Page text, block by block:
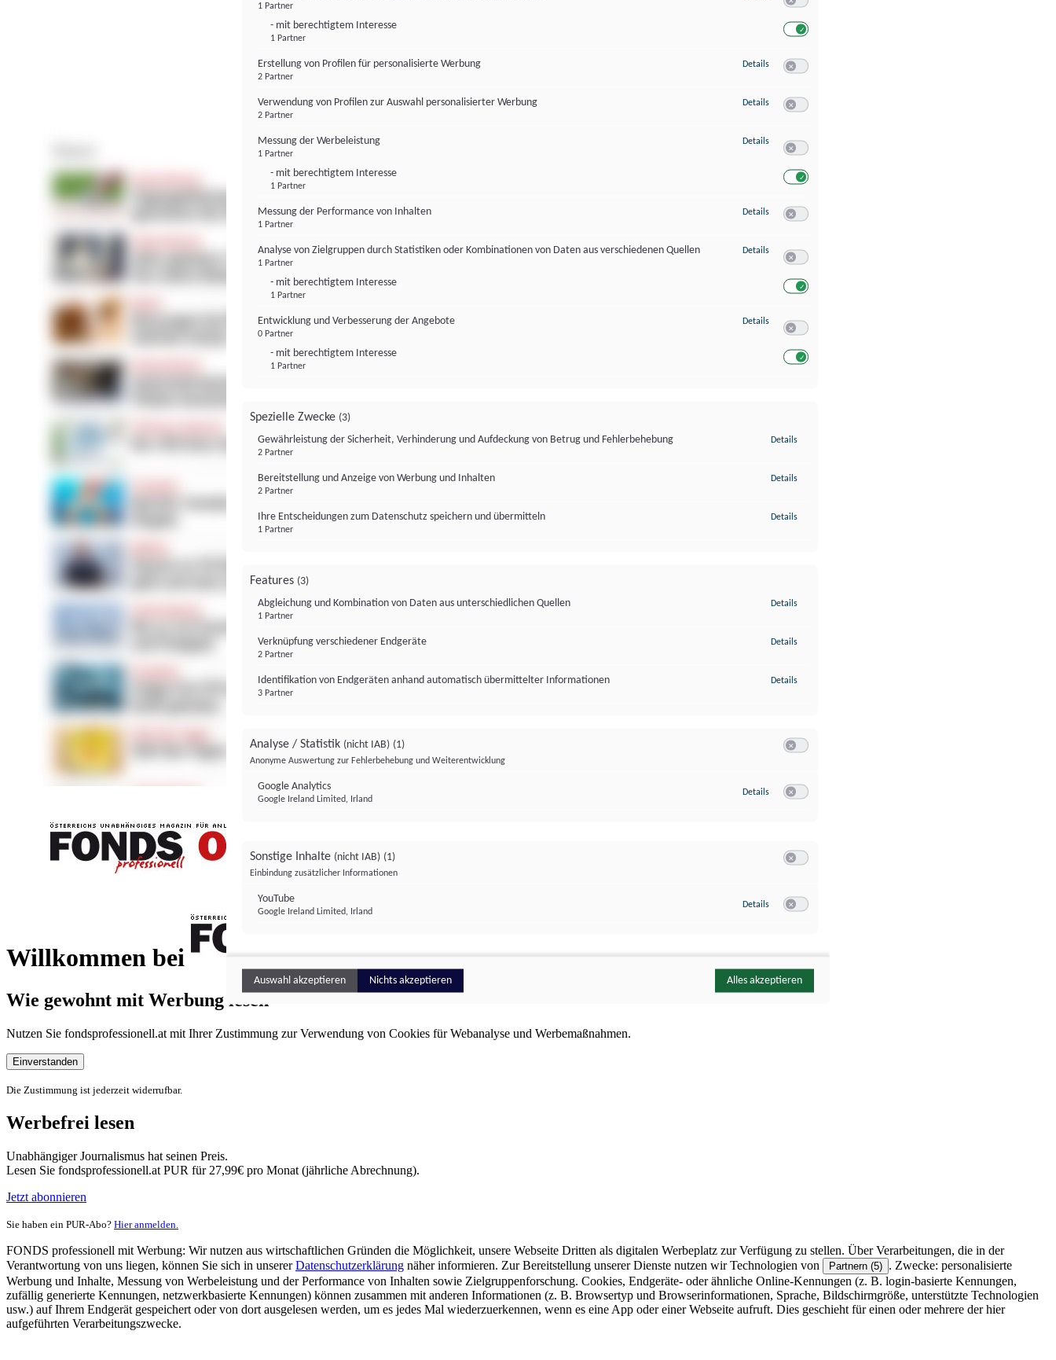
Willkommen bei
FONDS professionell
Wie gewohnt mit Werbung lesen
Nutzen Sie fondsprofessionell.at mit Ihrer Zustimmung zur Verwendung von Cookies für Webanalyse und Werbemaßnahmen.
Einverstanden
Die Zustimmung ist jederzeit widerrufbar.
Werbefrei lesen
Unabhängiger Journalismus hat seinen Preis.
Lesen Sie fondsprofessionell.at PUR für 27,99€ pro Monat (jährliche Abrechnung).
Jetzt abonnieren
Sie haben ein PUR-Abo? Hier anmelden.
FONDS professionell mit Werbung: Wir nutzen aus wirtschaftlichen Gründen die Möglichkeit, unsere Webseite Dritten als digitalen Werbeplatz zur Verfügung zu stellen. Über Verarbeitungen, die in der
Verantwortung von uns liegen, können Sie sich in unsererDatenschutzerklärung näher informieren. Zur Bereitstellung unserer Dienste nutzen wir Technologien von Partnern (5) . Zwecke: personalisierte
Werbung und Inhalte, Messung von Werbeleistung und der Performance von Inhalten sowie Zielgruppenforschung. Cookies, Endgeräte- oder ähnliche Online-Kennungen (z. B. login-basierte Kennungen,
zufällig generierte Kennungen, netzwerkbasierte Kennungen) können zusammen mit anderen Informationen (z. B. Browsertyp und Browserinformationen, Sprache, Bildschirmgröße, unterstützte Technologien
usw.) auf Ihrem Endgerät gespeichert oder von dort ausgelesen werden, um es jedes Mal wiederzuerkennen, wenn es eine App oder einer Webseite aufruft. Dies geschieht für einen oder mehrere der hier
aufgeführten Verarbeitungszwecke.
1 Partner
- mit berechtigtem Interesse
1 Partner
Erstellung von Profilen für personalisierte Werbung
2 Partner
Details zu Erstellung von Profilen für personalisierte Werbung
Verwendung von Profilen zur Auswahl personalisierter Werbung
2 Partner
Details zu Verwendung von Profilen zur Auswahl personalisierter Werbung
Messung der Werbeleistung
1 Partner
- mit berechtigtem Interesse
1 Partner
Details zu Messung der Werbeleistung
Messung der Performance von Inhalten
1 Partner
Details zu Messung der Performance von Inhalten
Analyse von Zielgruppen durch Statistiken oder Kombinationen von Daten aus verschiedenen Quellen
1 Partner
- mit berechtigtem Interesse
1 Partner
Details zu Analyse von Zielgruppen durch Statistiken oder Kombinationen von
Entwicklung und Verbesserung der Angebote
0 Partner
- mit berechtigtem Interesse
1 Partner
Details zu Entwicklung und Verbesserung der Angebote
Spezielle Zwecke (3)
Gewährleistung der Sicherheit, Verhinderung und Aufdeckung von Betrug und Fehlerbehebung
2 Partner
Details
Bereitstellung und Anzeige von Werbung und Inhalten
2 Partner
Details
Ihre Entscheidungen zum Datenschutz speichern und übermitteln
1 Partner
Details
Features (3)
Abgleichung und Kombination von Daten aus unterschiedlichen Quellen
1 Partner
Details
Verknüpfung verschiedener Endgeräte
2 Partner
Details
Identifikation von Endgeräten anhand automatisch übermittelter Informationen
3 Partner
Details
Analyse / Statistik (nicht IAB) (1)
Anonyme Auswertung zur Fehlerbehebung und Weiterentwicklung
Google Analytics
Google Ireland Limited, Irland
Details zu Google Analytics
Sonstige Inhalte (nicht IAB) (1)
Einbindung zusätzlicher Informationen
YouTube
Google Ireland Limited, Irland
Details zu YouTube
Auswahl akzeptieren Nichts akzeptieren Alles akzeptieren